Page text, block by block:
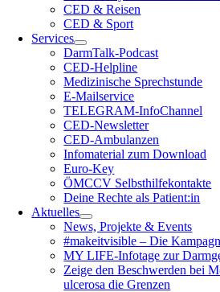
CED & Reisen
CED & Sport
Services
DarmTalk-Podcast
CED-Helpline
Medizinische Sprechstunde
E-Mailservice
TELEGRAM-InfoChannel
CED-Newsletter
CED-Ambulanzen
Infomaterial zum Download
Euro-Key
ÖMCCV Selbsthilfekontakte
Deine Rechte als Patient:in
Aktuelles
News, Projekte & Events
#makeitvisible – Die
MY LIFE-Infotage zur
Zeige den Beschwerden bei
ulcerosa die Grenzen